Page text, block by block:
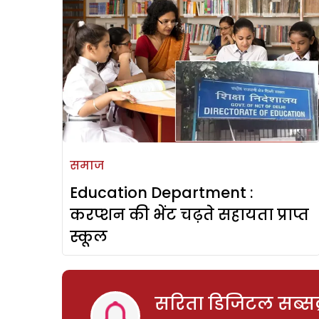
समाज
Education Department :
करप्शन की भेंट चढ़ते सहायता प्राप्त
स्कूल
सरिता डिजिटल